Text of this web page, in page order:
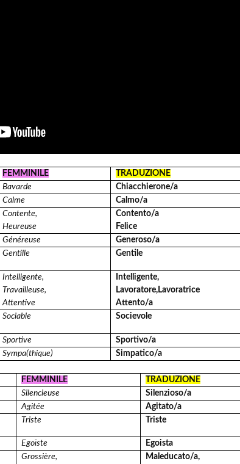
FEMMINILE
TRADUZIONE
Bavarde
Chiacchierone/a
Calme
Calmo/a
Contente,
Heureuse
Contento/a
Felice
Généreuse
Generoso/a
Gentille Gentile
Intelligente,
Travailleuse,
Attentive
Intelligente,
Lavoratore,Lavoratrice
Attento/a
Sociable Socievole
Sportive
Sportivo/a
Sympa(thique) Simpatico/a
FEMMINILE
TRADUZIONE
Silencieuse
Silenzioso/a
Agitée
Agitato/a
Triste Triste
Egoïste
Egoista
Grossière,
Maleducato/a,